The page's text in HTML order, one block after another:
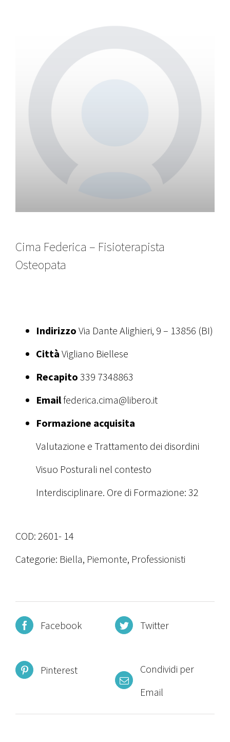
Cima Federica – Fisioterapista
Osteopata
Indirizzo Via Dante Alighieri, 9 – 13856 (BI)
Città Vigliano Biellese
Recapito 339 7348863
Emailfederica.cima@libero.it
Formazione acquisita
Valutazione e Trattamento dei disordini
Visuo Posturali nel contesto
Interdisciplinare. Ore di Formazione: 32
COD: 2601- 14
Categorie: Biella, Piemonte, Professionisti
Facebook Twitter
Pinterest
Condividi per
Email